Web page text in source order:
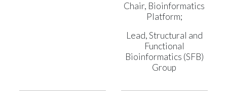
Chair, Bioinformatics
Platform;
Lead, Structural and
Functional
Bioinformatics (SFB)
Group